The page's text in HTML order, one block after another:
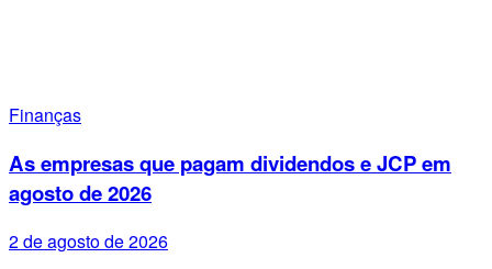
Finanças
As empresas que pagam dividendos e JCP em
agosto de 2026
2 de agosto de 2026